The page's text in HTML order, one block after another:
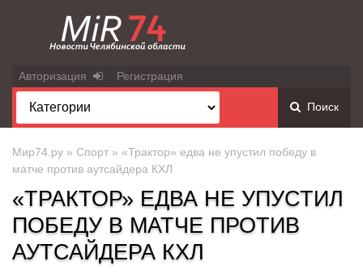
Авторизация Регистрация
Поиск
Мир74.ру » Спорт » «Трактор» едва не упустил победу в
матче против аутсайдера КХЛ
«ТРАКТОР» ЕДВА НЕ УПУСТИЛ
ПОБЕДУ В МАТЧЕ ПРОТИВ
АУТСАЙДЕРА КХЛ